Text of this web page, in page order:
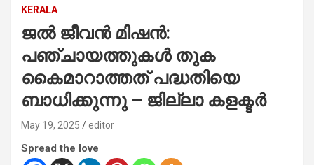
KERALA
ജല്‍ ജീവന്‍ മിഷന്‍:
പഞ്ചായത്തുകള്‍ തുക
കൈമാറാത്തത് പദ്ധതിയെ
ബാധിക്കുന്നു – ജില്ലാ കളക്ടര്‍
May 19, 2025 editor
Spread the love